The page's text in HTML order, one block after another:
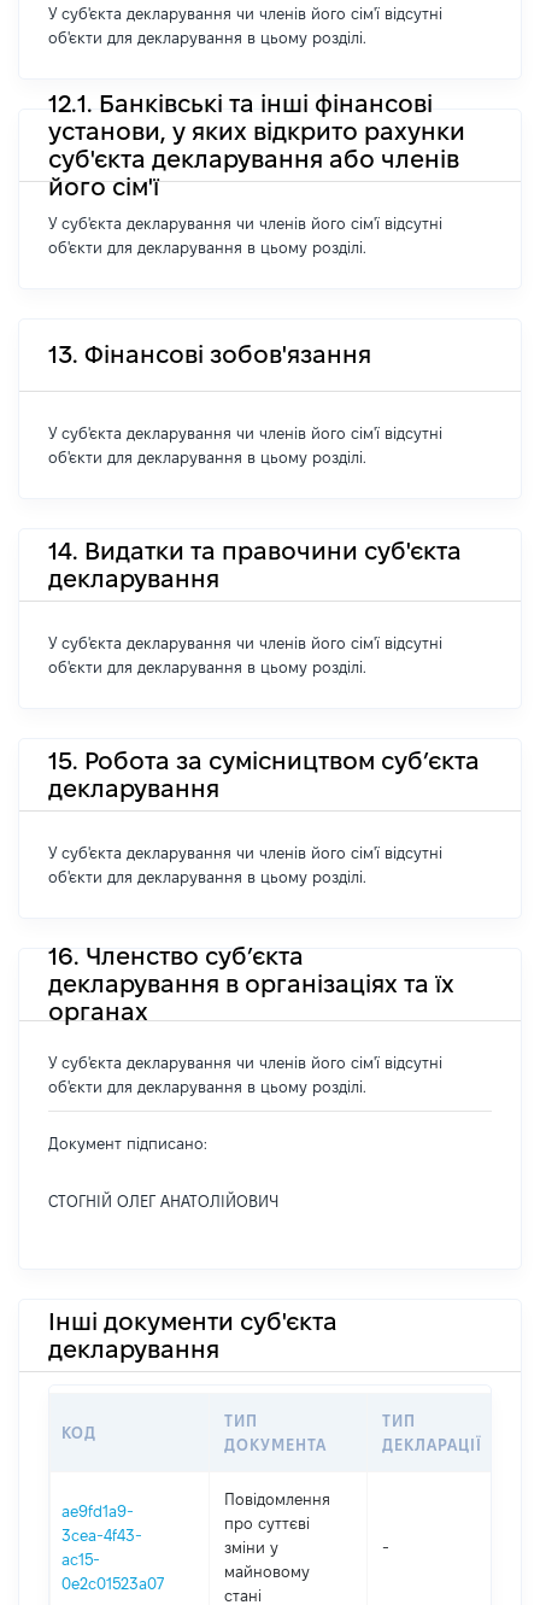
У суб'єкта декларування чи членів його сім'ї відсутні
об'єкти для декларування в цьому розділі.
12.1. Банківські та інші фінансові
установи, у яких відкрито рахунки
суб'єкта декларування або членів
його сім'ї
У суб'єкта декларування чи членів його сім'ї відсутні
об'єкти для декларування в цьому розділі.
13. Фінансові зобов'язання
У суб'єкта декларування чи членів його сім'ї відсутні
об'єкти для декларування в цьому розділі.
14. Видатки та правочини суб'єкта
декларування
У суб'єкта декларування чи членів його сім'ї відсутні
об'єкти для декларування в цьому розділі.
15. Робота за сумісництвом суб’єкта
декларування
У суб'єкта декларування чи членів його сім'ї відсутні
об'єкти для декларування в цьому розділі.
16. Членство суб’єкта
декларування в організаціях та їх
органах
У суб'єкта декларування чи членів його сім'ї відсутні
об'єкти для декларування в цьому розділі.
Документ підписано:
СТОГНІЙ ОЛЕГ АНАТОЛІЙОВИЧ
Інші документи суб'єкта
декларування
КОД
ТИП
ДОКУМЕНТА
ТИП
ДЕКЛАРАЦІЇ
ae9fd1a9-
3cea-4f43-
ac15-
0e2c01523a07
Повідомлення
про суттєві
зміни y
майновому
стані
-